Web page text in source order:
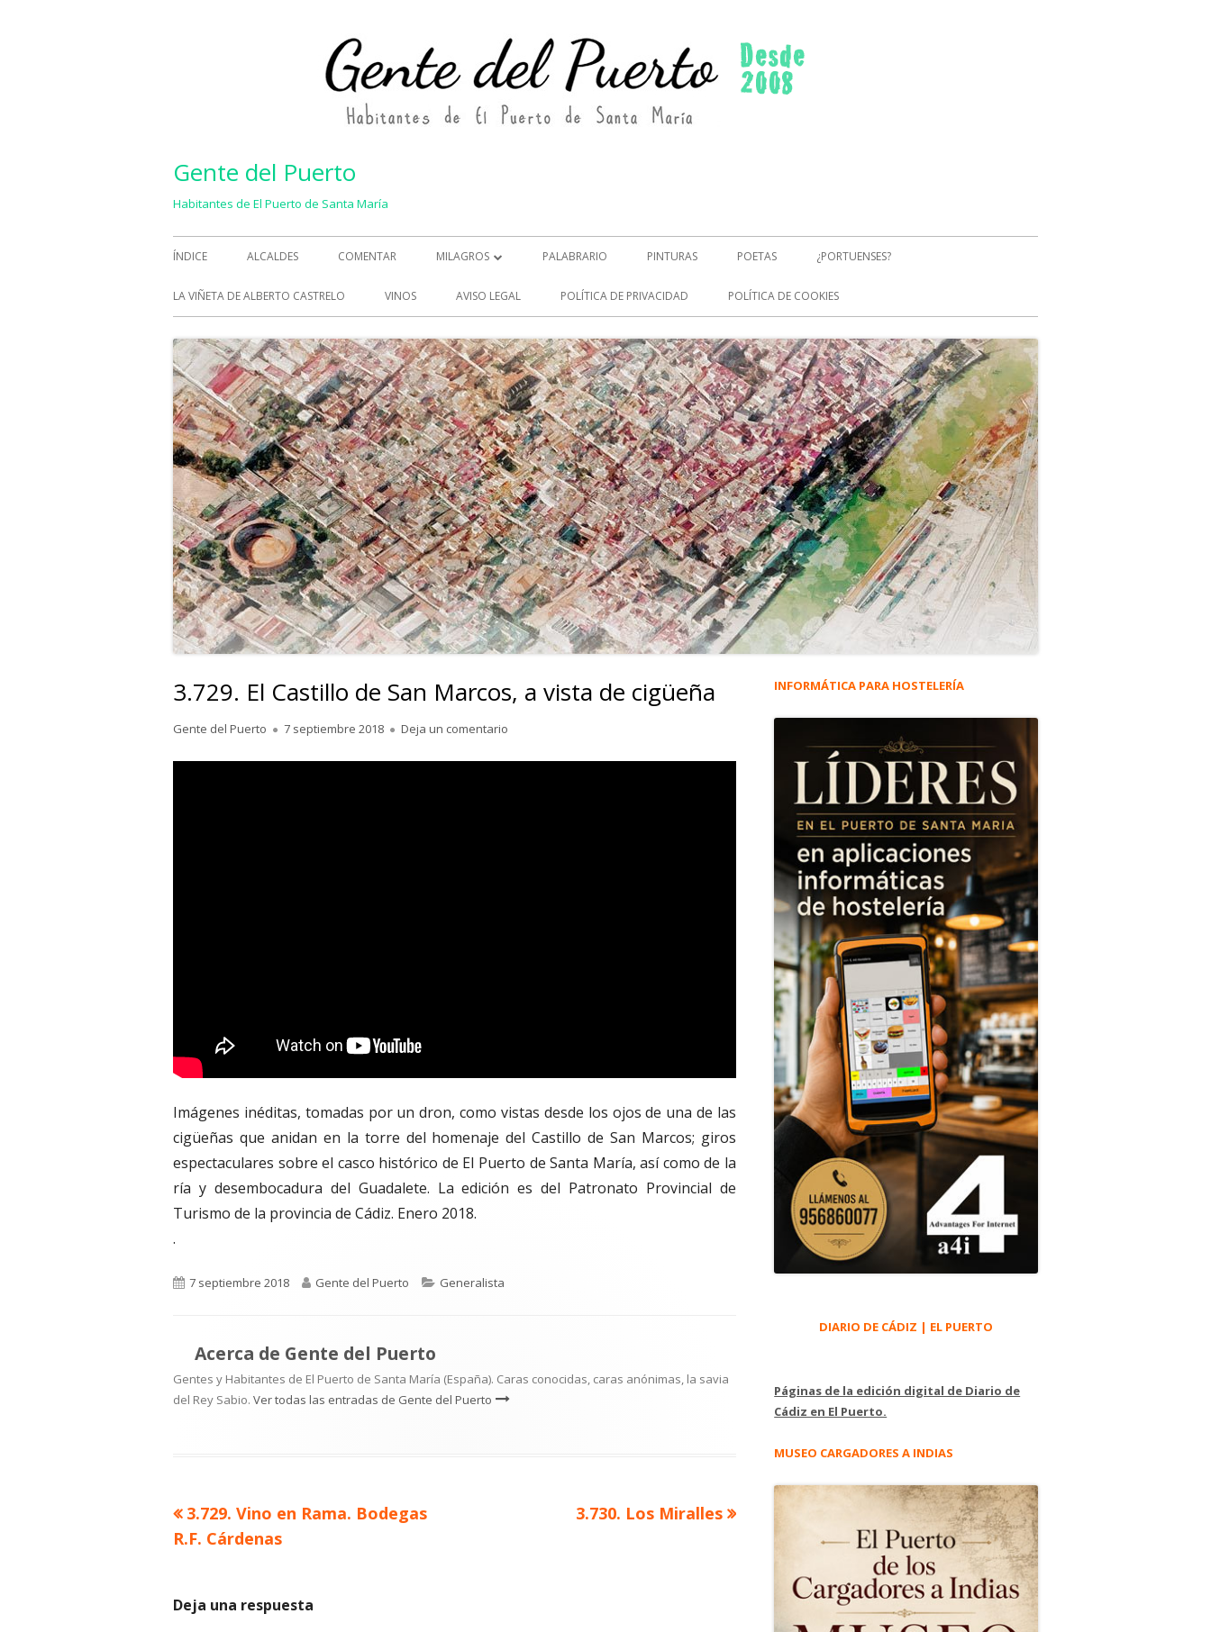
Gente del Puerto
Habitantes de El Puerto de Santa María
Menú
principal
ÍNDICE ALCALDES COMENTAR MILAGROS
MILAGROS (2)
PALABRARIO PINTURAS POETAS ¿PORTUENSES?
LA VIÑETA DE ALBERTO CASTRELO VINOS AVISO LEGAL POLÍTICA DE PRIVACIDAD POLÍTICA DE COOKIES
3.729. El Castillo de San Marcos, a vista de cigüeña
Autor
Gente del Puerto
Publicado
7 septiembre 2018 Deja un comentario
Imágenes inéditas, tomadas por un dron, como vistas desde los ojos de una de las
cigüeñas que anidan en la torre del homenaje del Castillo de San Marcos; giros
espectaculares sobre el casco histórico de El Puerto de Santa María, así como de la
ría y desembocadura del Guadalete. La edición es del Patronato Provincial de
Turismo de la provincia de Cádiz. Enero 2018.
.
Publicado
7 septiembre 2018 Autor
Gente del Puerto Categorías
Generalista
Acerca de Gente del Puerto
Gentes y Habitantes de El Puerto de Santa María (España). Caras conocidas, caras anónimas, la savia
del Rey Sabio. Ver todas las entradas de Gente del Puerto
Navegación
entradas
Artículo
anterior
3.729. Vino en Rama. Bodegas
R.F. Cárdenas
Artículo
3.730. Los Miralles
Deja una respuesta
Barra
principal
INFORMÁTICA PARA HOSTELERÍA
DIARIO DE CÁDIZ | EL PUERTO
Páginas de la edición digital de Diario de
Cádiz en El Puerto.
MUSEO CARGADORES A INDIAS